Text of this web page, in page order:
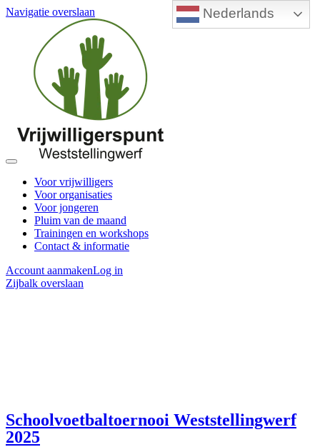
Nederlands
Navigatie overslaan
Voor vrijwilligers
Voor organisaties
Voor jongeren
Pluim van de maand
Trainingen en workshops
Contact & informatie
Account aanmakenLog in
Zijbalk overslaan
Schoolvoetbaltoernooi Weststellingwerf
2025